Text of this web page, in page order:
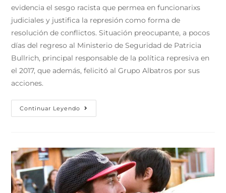
evidencia el sesgo racista que permea en funcionarixs
judiciales y justifica la represión como forma de
resolución de conflictos. Situación preocupante, a pocos
días del regreso al Ministerio de Seguridad de Patricia
Bullrich, principal responsable de la política represiva en
el 2017, que además, felicitó al Grupo Albatros por sus
acciones.
Continuar Leyendo